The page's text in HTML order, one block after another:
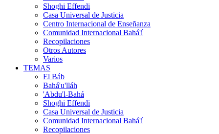
Shoghi Effendi
Casa Universal de Justicia
Centro Internacional de Enseñanza
Comunidad Internacional Bahá'í
Recopilaciones
Otros Autores
Varios
TEMAS
El Báb
Bahá'u'lláh
'Abdu'l-Bahá
Shoghi Effendi
Casa Universal de Justicia
Comunidad Internacional Bahá'í
Recopilaciones